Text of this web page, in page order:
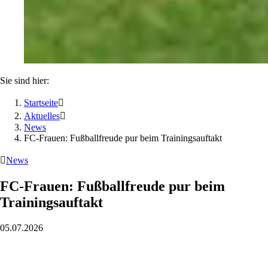
Sie sind hier:
Startseite
Aktuelles
News
FC-Frauen: Fußballfreude pur beim Trainingsauftakt
News
FC-Frauen: Fußballfreude pur beim
Trainingsauftakt
05.07.2026